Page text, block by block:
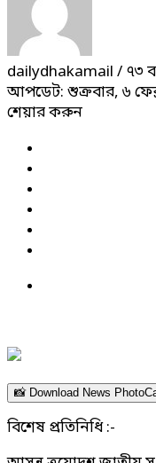
dailydhakamail / ৭৩
আপডেট: শুক্রবার, ৬
শেয়ার করুন
📸 Download News
বিশেষ প্রতিনিধি :-